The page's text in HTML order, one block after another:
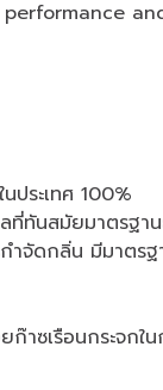
ประเทศ 100%
ลที่ทันสมัยมาตรฐ
กำจัดกลิ่น มีมาตร
าซเรือนกระจกใ